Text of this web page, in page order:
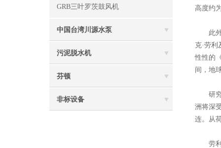
GRB三叶罗茨鼓风机
中国台湾川源水泵
污泥脱水机
芬顿
非标设备
高度约
此外
克·劳
性性的
间，地
研究
洲将深
连。从
劳利